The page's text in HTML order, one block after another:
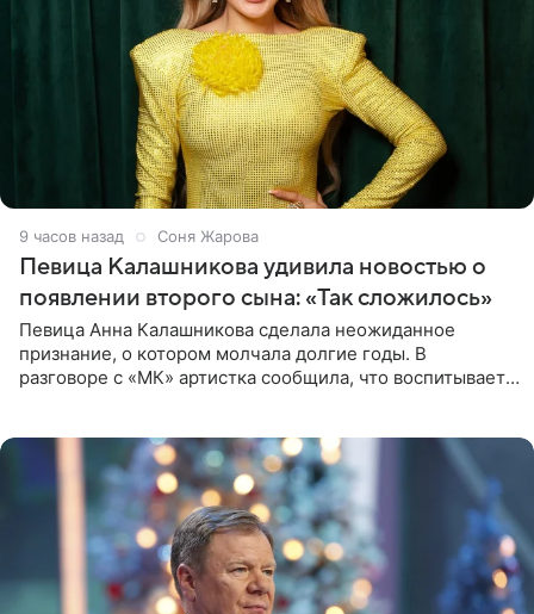
9 часов назад Соня Жарова
Певица Калашникова удивила новостью о
появлении второго сына: «Так сложилось»
Певица Анна Калашникова сделала неожиданное
признание, о котором молчала долгие годы. В
разговоре с «МК» артистка сообщила, что воспитывает